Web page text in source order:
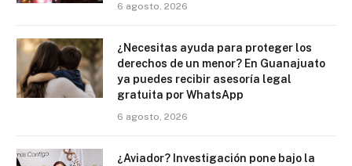
6 agosto, 2026
¿Necesitas ayuda para proteger los
derechos de un menor? En Guanajuato
ya puedes recibir asesoría legal
gratuita por WhatsApp
6 agosto, 2026
¿Aviador? Investigación pone bajo la